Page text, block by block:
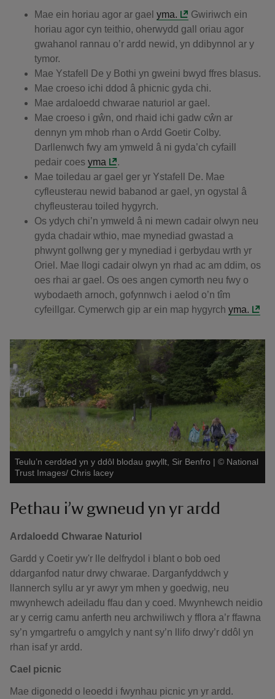
Mae ein horiau agor ar gael yma.
Gwiriwch ein
horiau agor cyn teithio, oherwydd gall oriau agor
gwahanol rannau o’r ardd newid, yn ddibynnol ar y
tymor.
Mae Ystafell De y Bothi yn gweini bwyd ffres blasus.
Mae croeso ichi ddod â phicnic gyda chi.
Mae ardaloedd chwarae naturiol ar gael.
Mae croeso i gŵn, ond rhaid ichi gadw cŵn ar
dennyn ym mhob rhan o Ardd Goetir Colby.
Darllenwch fwy am ymweld â ni gyda’ch cyfaill
pedair coes yma
.
Mae toiledau ar gael ger yr Ystafell De. Mae
cyfleusterau newid babanod ar gael, yn ogystal â
chyfleusterau toiled hygyrch.
Os ydych chi’n ymweld â ni mewn cadair olwyn neu
gyda chadair wthio, mae mynediad gwastad a
phwynt gollwng ger y mynediad i gerbydau wrth yr
Oriel. Mae llogi cadair olwyn yn rhad ac am ddim, os
oes rhai ar gael. Os oes angen cymorth neu fwy o
wybodaeth arnoch, gofynnwch i aelod o’n tîm
cyfeillgar. Cymerwch gip ar ein map hygyrch yma.
Teulu’n cerdded yn y ddôl blodau gwyllt, Sir Benfro | © National
Trust Images/ Chris lacey
Pethau i’w gwneud yn yr ardd
Ardaloedd Chwarae Naturiol
Gardd y Coetir yw'r lle delfrydol i blant o bob oed
ddarganfod natur drwy chwarae. Darganfyddwch y
llannerch syllu ar yr awyr ym mhen y goedwig, neu
mwynhewch adeiladu ffau dan y coed. Mwynhewch neidio
ar y cerrig camu anferth neu archwiliwch y fflora a’r ffawna
sy’n ymgartrefu o amgylch y nant sy’n llifo drwy’r ddôl yn
rhan isaf yr ardd.
Cael picnic
Mae digonedd o leoedd i fwynhau picnic yn yr ardd.